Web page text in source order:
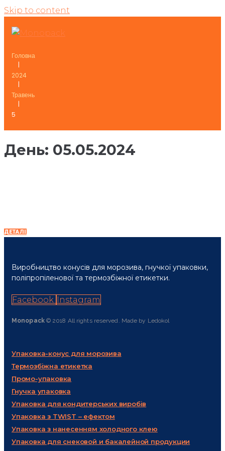
Skip to content
Головна
|
2024
|
Травень
|
5
День: 05.05.2024
ДЕТАЛІ
Виробництво конусів для морозива, гнучкої упаковки,
поліпропіленової та термозбіжної етикетки.
Facebook Instagram
Monopack© 2018 All rights reserved. Made by Ledokol
Упаковка-конус для морозива
Термозбіжна етикетка
Промо-упаковка
Гнучка упаковка
Упаковка для кондитерських виробів
Упаковка з TWIST – ефектом
Упаковка з нанесенням холодного клею
Упаковка для снековой и бакалейной продукции